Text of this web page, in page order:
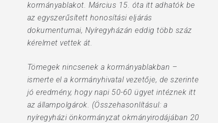
kormányablakot. Március 15. óta itt adhatók be
az egyszerűsített honosítási eljárás
dokumentumai, Nyíregyházán eddig több száz
kérelmet vettek át.
Tömegek nincsenek a kormányablakban –
ismerte el a kormányhivatal vezetője, de szerinte
jó eredmény, hogy napi 50-60 ügyet intéznek itt
az állampolgárok. (Összehasonlításul: a
nyíregyházi önkormányzat okmányirodájában 20